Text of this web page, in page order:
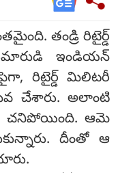
తండ్రి రిటైర్డ్
ఇండియన్
రిటైర్డ్ మిలిటరీ
చేశారు. అలాంటి
చనిపోయింది. ఆమె
దీంతో ఆ